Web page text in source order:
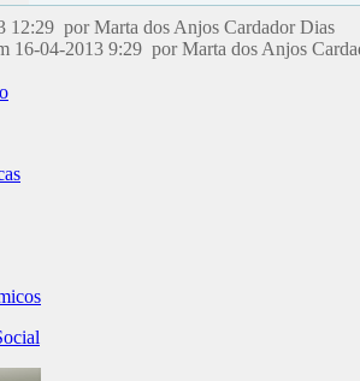
12:29 por Marta dos Anjos Cardador Dias
16-04-2013 9:29 por Marta dos Anjos